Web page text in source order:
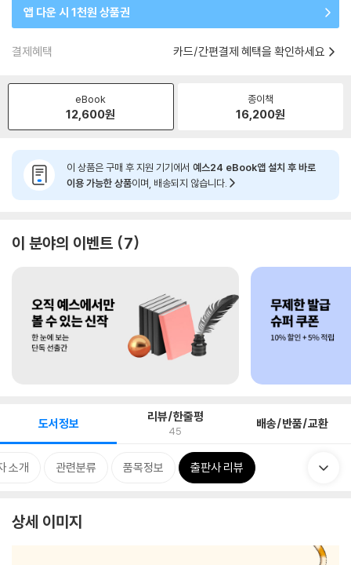
앱 다운 시 1천원 상품권
결제혜택 카드/간편결제 혜택을 확인하세요
eBook
12,600원
종이책
16,200원
이 상품은 구매 후 지원 기기에서 예스24 eBook앱 설치 후 바로
이용 가능한 상품이며, 배송되지 않습니다.
이 분야의 이벤트 7
도서정보 리뷰/한줄평
45 배송/반품/교환
소개 관련분류 품목정보 출판사 리뷰
상세 이미지